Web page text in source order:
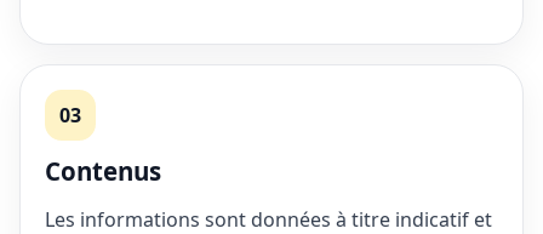
03
Contenus
Les informations sont données à titre indicatif et